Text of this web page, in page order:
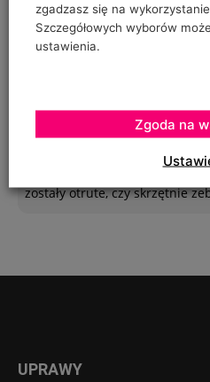
polipropylenowych
"prowadzenia" pomidorów w
Żywność wegańska trafia już do
To zależy czy podczas uprawy
zostały otrute, czy skrzętnie
UPRAWY
zgadzasz się na
Szczegółowych wyborów
ustawienia.
Zgoda na